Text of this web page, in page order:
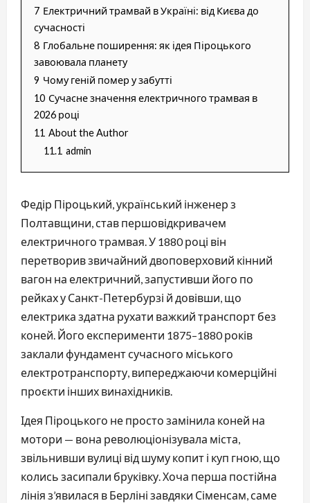
7 Електричний трамвай в Україні: від Києва до
сучасності
8 Глобальне поширення: як ідея Піроцького
завоювала планету
9 Чому геній помер у забутті
10 Сучасне значення електричного трамвая в
2026 році
11 About the Author
11.1 admin
Федір Піроцький, український інженер з
Полтавщини, став першовідкривачем
електричного трамвая. У 1880 році він
перетворив звичайний двоповерховий кінний
вагон на електричний, запустивши його по
рейках у Санкт-Петербурзі й довівши, що
електрика здатна рухати важкий транспорт без
коней. Його експерименти 1875–1880 років
заклали фундамент сучасного міського
електротранспорту, випереджаючи комерційні
проєкти інших винахідників.
Ідея Піроцького не просто замінила коней на
мотори — вона революціонізувала міста,
звільнивши вулиці від шуму копит і куп гною, що
колись засипали бруківку. Хоча перша постійна
лінія з’явилася в Берліні завдяки Сіменсам, саме